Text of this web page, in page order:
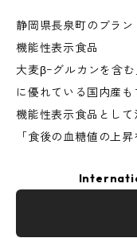
静岡県長泉町のブラン
機能性表示食品
大麦βｰグルカンを含
に優れている国内産も
機能性表示食品とし
「食後の血糖値の上